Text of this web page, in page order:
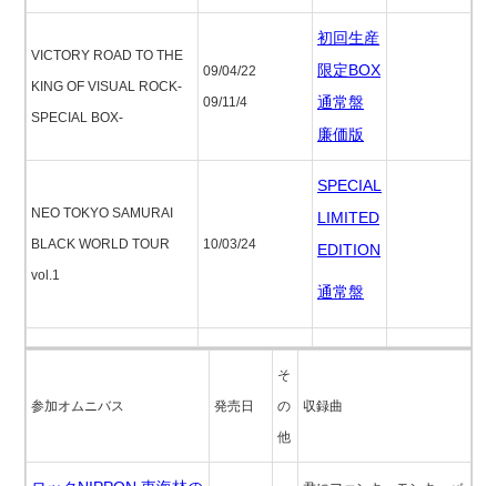
VICTORY ROAD TO THE
KING OF VISUAL ROCK-
SPECIAL BOX-
09/04/22
09/11/4
初回生産
限定BOX
通常盤
廉価版
NEO TOKYO SAMURAI
BLACK WORLD TOUR
vol.1
10/03/24
SPECIAL
LIMITED
EDITION
通常盤
参加オムニバス 発売日
そ
の
他
収録曲